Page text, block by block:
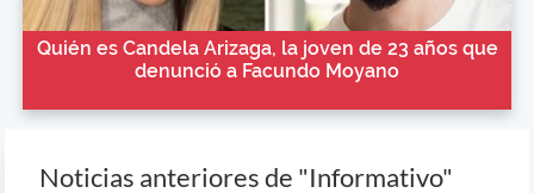
Quién es Candela Arizaga, la joven de 23 años que
denunció a Facundo Moyano
Noticias anteriores de "Informativo"